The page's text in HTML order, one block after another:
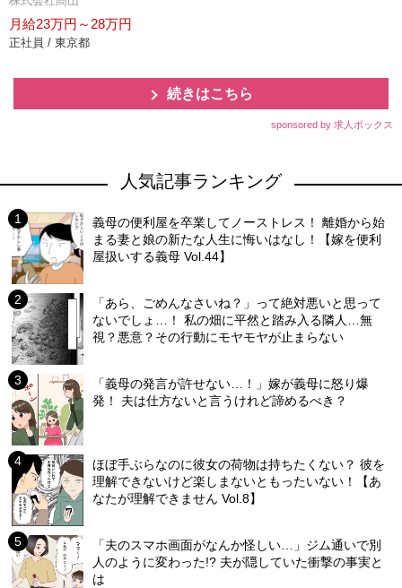
月給23万円～28万円
正社員 / 東京都
続きはこちら
sponsored by 求人ボックス
人気記事ランキング
義母の便利屋を卒業してノーストレス！ 離婚から始
まる妻と娘の新たな人生に悔いはなし！【嫁を便利
屋扱いする義母 Vol.44】
「あら、ごめんなさいね？」って絶対悪いと思って
ないでしょ…！ 私の畑に平然と踏み入る隣人…無
視？悪意？その行動にモヤモヤが止まらない
「義母の発言が許せない…！」嫁が義母に怒り爆
発！ 夫は仕方ないと言うけれど諦めるべき？
ほぼ手ぶらなのに彼女の荷物は持ちたくない？ 彼を
理解できないけど楽しまないともったいない！【あ
なたが理解できません Vol.8】
「夫のスマホ画面がなんか怪しい…」ジム通いで別
人のように変わった!? 夫が隠していた衝撃の事実と
は